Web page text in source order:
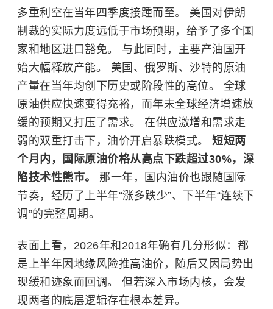
多重利空在当年四季度接踵而至。 美国对伊朗
制裁的实际力度远低于市场预期，给予了多个国
家和地区进口豁免。 与此同时，主要产油国开
始大幅释放产能。 美国、俄罗斯、沙特的原油
产量在当年均创下历史或阶段性的高位。 全球
原油供应快速变得充裕，而年末全球经济增速放
缓的预期又打压了需求。 在供应激增和需求走
弱的双重打击下，油价开启暴跌模式。 短短两
个月内，国际原油价格从高点下跌超过30%，深
陷技术性熊市。 那一年，国内油价也跟随国际
节奏，经历了上半年“涨多跌少”、下半年“连续下
调”的完整周期。
表面上看，2026年和2018年确有几分形似：都
是上半年因地缘风险推高油价，随后又因局势出
现缓和迹象而回调。 但若深入市场内核，会发
现两者的底层逻辑存在根本差异。